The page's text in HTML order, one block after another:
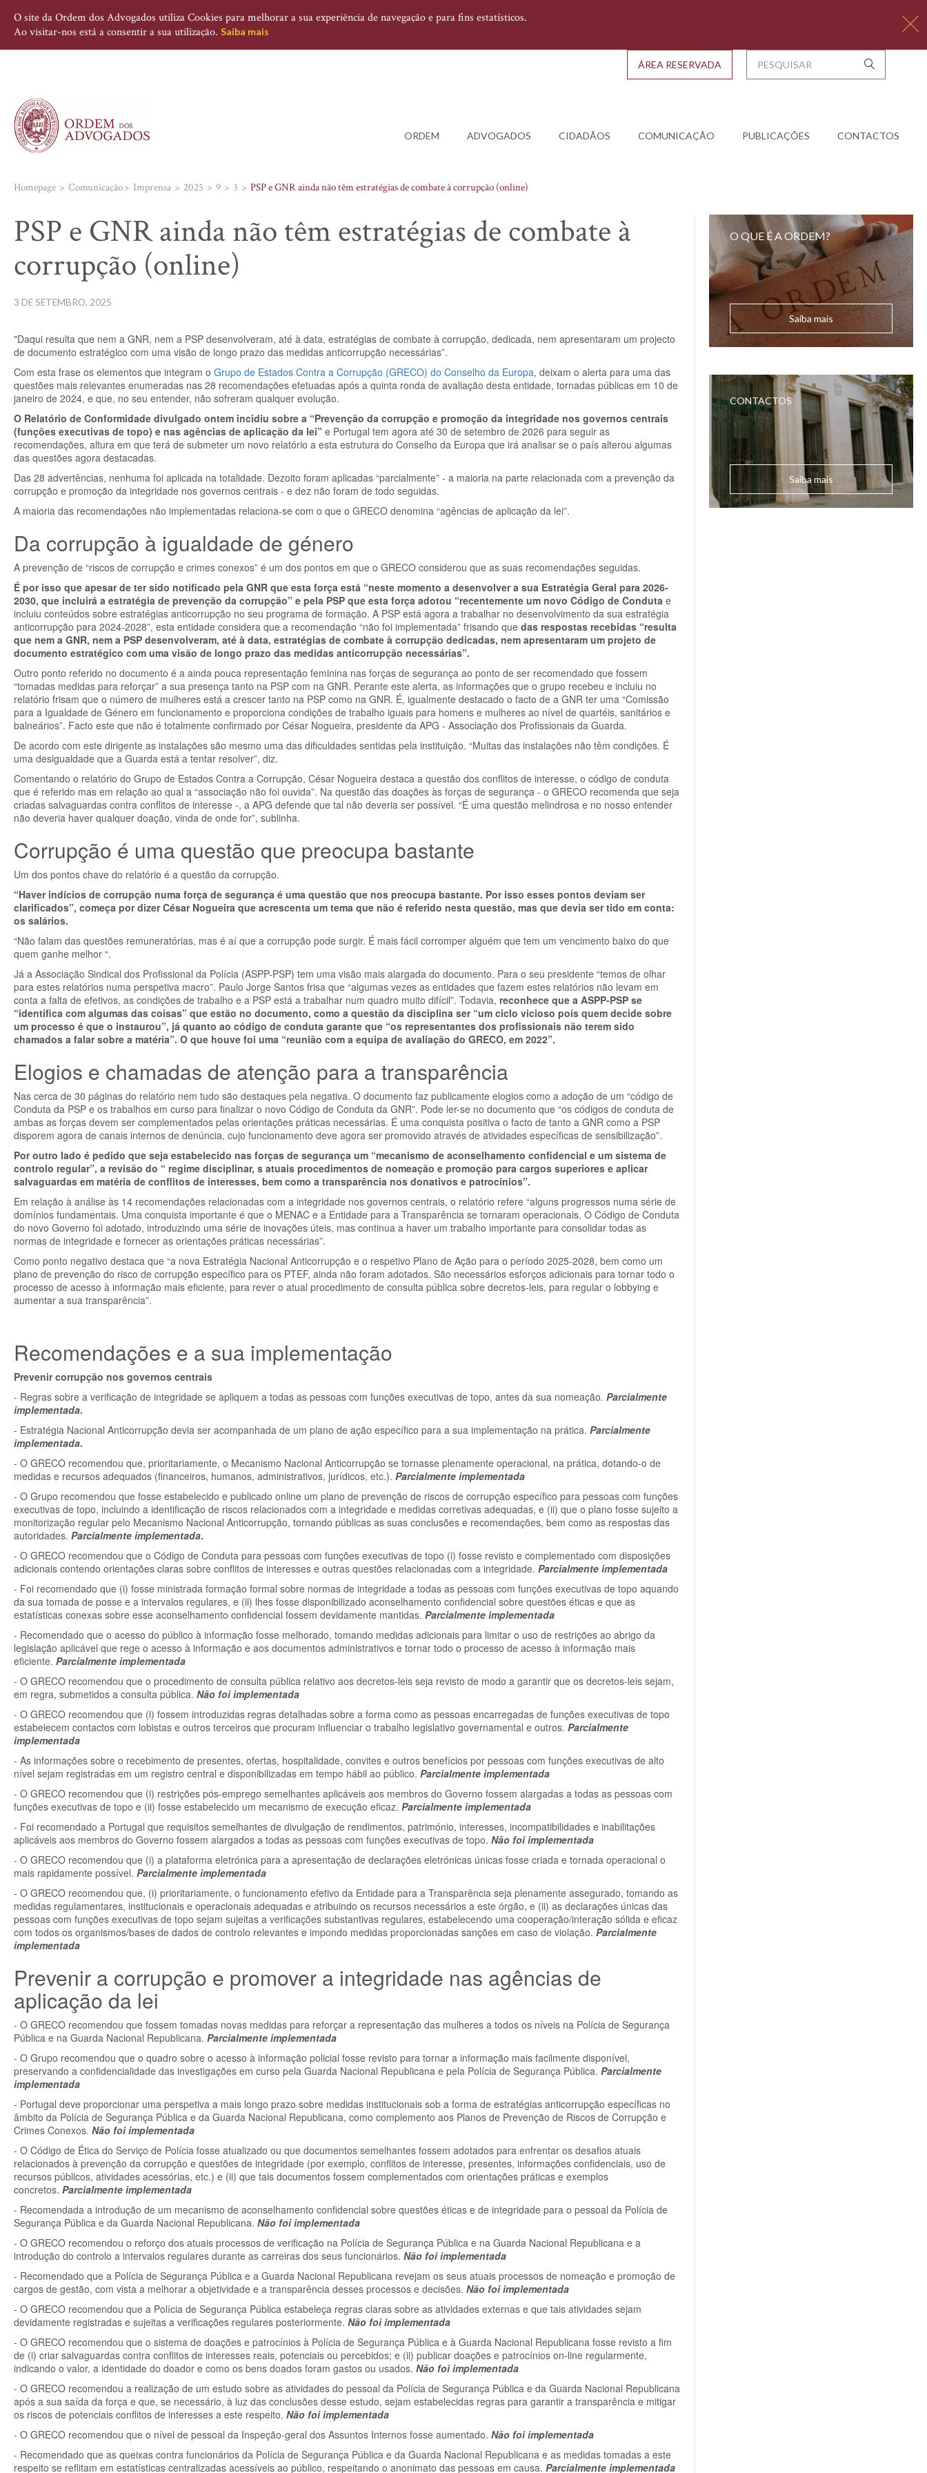
O site da Ordem dos Advogados utiliza Cookies para melhorar a sua experiência de navegação e para fins estatísticos.
Ao visitar-nos está a consentir a sua utilização. Saiba mais
ORDEM ADVOGADOS CIDADÃOS COMUNICAÇÃO PUBLICAÇÕES CONTACTOS
ÁREA RESERVADA
Homepage Comunicação Imprensa 2025 9 3 PSP e GNR ainda não têm estratégias de combate à corrupção (online)
PSP e GNR ainda não têm estratégias de combate à
corrupção (online)
3 DE SETEMBRO, 2025
"Daqui resulta que nem a GNR, nem a PSP desenvolveram, até à data, estratégias de combate à corrupção, dedicada, nem apresentaram um projecto
de documento estratégico com uma visão de longo prazo das medidas anticorrupção necessárias”.
Com esta frase os elementos que integram o Grupo de Estados Contra a Corrupção (GRECO) do Conselho da Europa, deixam o alerta para uma das
questões mais relevantes enumeradas nas 28 recomendações efetuadas após a quinta ronda de avaliação desta entidade, tornadas públicas em 10 de
janeiro de 2024, e que, no seu entender, não sofreram qualquer evolução.
O Relatório de Conformidade divulgado ontem incidiu sobre a “Prevenção da corrupção e promoção da integridade nos governos centrais
(funções executivas de topo) e nas agências de aplicação da lei” e Portugal tem agora até 30 de setembro de 2026 para seguir as
recomendações, altura em que terá de submeter um novo relatório a esta estrutura do Conselho da Europa que irá analisar se o país alterou algumas
das questões agora destacadas.
Das 28 advertências, nenhuma foi aplicada na totalidade. Dezoito foram aplicadas “parcialmente” - a maioria na parte relacionada com a prevenção da
corrupção e promoção da integridade nos governos centrais - e dez não foram de todo seguidas.
A maioria das recomendações não implementadas relaciona-se com o que o GRECO denomina “agências de aplicação da lei”.
Da corrupção à igualdade de género
A prevenção de “riscos de corrupção e crimes conexos” é um dos pontos em que o GRECO considerou que as suas recomendações seguidas.
É por isso que apesar de ter sido notificado pela GNR que esta força está “neste momento a desenvolver a sua Estratégia Geral para 2026-
2030, que incluirá a estratégia de prevenção da corrupção” e pela PSP que esta força adotou “recentemente um novo Código de Conduta e
incluiu conteúdos sobre estratégias anticorrupção no seu programa de formação. A PSP está agora a trabalhar no desenvolvimento da sua estratégia
anticorrupção para 2024-2028”, esta entidade considera que a recomendação “não foi implementada” frisando que das respostas recebidas “resulta
que nem a GNR, nem a PSP desenvolveram, até à data, estratégias de combate à corrupção dedicadas, nem apresentaram um projeto de
documento estratégico com uma visão de longo prazo das medidas anticorrupção necessárias”.
Outro ponto referido no documento é a ainda pouca representação feminina nas forças de segurança ao ponto de ser recomendado que fossem
“tomadas medidas para reforçar” a sua presença tanto na PSP com na GNR. Perante este alerta, as informações que o grupo recebeu e incluiu no
relatório frisam que o número de mulheres está a crescer tanto na PSP como na GNR. É, igualmente destacado o facto de a GNR ter uma “Comissão
para a Igualdade de Género em funcionamento e proporciona condições de trabalho iguais para homens e mulheres ao nível de quartéis, sanitários e
balneários”. Facto este que não é totalmente confirmado por César Nogueira, presidente da APG - Associação dos Profissionais da Guarda.
De acordo com este dirigente as instalações são mesmo uma das dificuldades sentidas pela instituição. “Muitas das instalações não têm condições. É
uma desigualdade que a Guarda está a tentar resolver”, diz.
Comentando o relatório do Grupo de Estados Contra a Corrupção, César Nogueira destaca a questão dos conflitos de interesse, o código de conduta
que é referido mas em relação ao qual a “associação não foi ouvida”. Na questão das doações às forças de segurança - o GRECO recomenda que seja
criadas salvaguardas contra conflitos de interesse -, a APG defende que tal não deveria ser possível. “É uma questão melindrosa e no nosso entender
não deveria haver qualquer doação, vinda de onde for”, sublinha.
Corrupção é uma questão que preocupa bastante
Um dos pontos chave do relatório é a questão da corrupção.
“Haver indícios de corrupção numa força de segurança é uma questão que nos preocupa bastante. Por isso esses pontos deviam ser
clarificados”, começa por dizer César Nogueira que acrescenta um tema que não é referido nesta questão, mas que devia ser tido em conta:
os salários.
“Não falam das questões remuneratórias, mas é aí que a corrupção pode surgir. É mais fácil corromper alguém que tem um vencimento baixo do que
quem ganhe melhor “.
Já a Associação Sindical dos Profissional da Polícia (ASPP-PSP) tem uma visão mais alargada do documento. Para o seu presidente “temos de olhar
para estes relatórios numa perspetiva macro”. Paulo Jorge Santos frisa que “algumas vezes as entidades que fazem estes relatórios não levam em
conta a falta de efetivos, as condições de trabalho e a PSP está a trabalhar num quadro muito difícil”. Todavia, reconhece que a ASPP-PSP se
“identifica com algumas das coisas” que estão no documento, como a questão da disciplina ser “um ciclo vicioso pois quem decide sobre
um processo é que o instaurou”, já quanto ao código de conduta garante que “os representantes dos profissionais não terem sido
chamados a falar sobre a matéria”. O que houve foi uma “reunião com a equipa de avaliação do GRECO, em 2022”.
Elogios e chamadas de atenção para a transparência
Nas cerca de 30 páginas do relatório nem tudo são destaques pela negativa. O documento faz publicamente elogios como a adoção de um “código de
Conduta da PSP e os trabalhos em curso para finalizar o novo Código de Conduta da GNR”. Pode ler-se no documento que “os códigos de conduta de
ambas as forças devem ser complementados pelas orientações práticas necessárias. É uma conquista positiva o facto de tanto a GNR como a PSP
disporem agora de canais internos de denúncia, cujo funcionamento deve agora ser promovido através de atividades específicas de sensibilização”.
Por outro lado é pedido que seja estabelecido nas forças de segurança um “mecanismo de aconselhamento confidencial e um sistema de
controlo regular”, a revisão do “ regime disciplinar, s atuais procedimentos de nomeação e promoção para cargos superiores e aplicar
salvaguardas em matéria de conflitos de interesses, bem como a transparência nos donativos e patrocínios”.
Em relação à análise às 14 recomendações relacionadas com a integridade nos governos centrais, o relatório refere “alguns progressos numa série de
domínios fundamentais. Uma conquista importante é que o MENAC e a Entidade para a Transparência se tornaram operacionais. O Código de Conduta
do novo Governo foi adotado, introduzindo uma série de inovações úteis, mas continua a haver um trabalho importante para consolidar todas as
normas de integridade e fornecer as orientações práticas necessárias”.
Como ponto negativo destaca que “a nova Estratégia Nacional Anticorrupção e o respetivo Plano de Ação para o período 2025-2028, bem como um
plano de prevenção do risco de corrupção específico para os PTEF, ainda não foram adotados. São necessários esforços adicionais para tornar todo o
processo de acesso à informação mais eficiente, para rever o atual procedimento de consulta pública sobre decretos-leis, para regular o lobbying e
aumentar a sua transparência”.
Recomendações e a sua implementação
Prevenir corrupção nos governos centrais
- Regras sobre a verificação de integridade se apliquem a todas as pessoas com funções executivas de topo, antes da sua nomeação. Parcialmente
implementada.
- Estratégia Nacional Anticorrupção devia ser acompanhada de um plano de ação específico para a sua implementação na prática. Parcialmente
implementada.
- O GRECO recomendou que, prioritariamente, o Mecanismo Nacional Anticorrupção se tornasse plenamente operacional, na prática, dotando-o de
medidas e recursos adequados (financeiros, humanos, administrativos, jurídicos, etc.). Parcialmente implementada
- O Grupo recomendou que fosse estabelecido e publicado online um plano de prevenção de riscos de corrupção específico para pessoas com funções
executivas de topo, incluindo a identificação de riscos relacionados com a integridade e medidas corretivas adequadas, e (ii) que o plano fosse sujeito a
monitorização regular pelo Mecanismo Nacional Anticorrupção, tornando públicas as suas conclusões e recomendações, bem como as respostas das
autoridades. Parcialmente implementada.
- O GRECO recomendou que o Código de Conduta para pessoas com funções executivas de topo (i) fosse revisto e complementado com disposições
adicionais contendo orientações claras sobre conflitos de interesses e outras questões relacionadas com a integridade. Parcialmente implementada
- Foi recomendado que (i) fosse ministrada formação formal sobre normas de integridade a todas as pessoas com funções executivas de topo aquando
da sua tomada de posse e a intervalos regulares, e (ii) lhes fosse disponibilizado aconselhamento confidencial sobre questões éticas e que as
estatísticas conexas sobre esse aconselhamento confidencial fossem devidamente mantidas. Parcialmente implementada
- Recomendado que o acesso do público à informação fosse melhorado, tomando medidas adicionais para limitar o uso de restrições ao abrigo da
legislação aplicável que rege o acesso à informação e aos documentos administrativos e tornar todo o processo de acesso à informação mais
eficiente. Parcialmente implementada
- O GRECO recomendou que o procedimento de consulta pública relativo aos decretos-leis seja revisto de modo a garantir que os decretos-leis sejam,
em regra, submetidos a consulta pública. Não foi implementada
- O GRECO recomendou que (i) fossem introduzidas regras detalhadas sobre a forma como as pessoas encarregadas de funções executivas de topo
estabelecem contactos com lobistas e outros terceiros que procuram influenciar o trabalho legislativo governamental e outros. Parcialmente
implementada
- As informações sobre o recebimento de presentes, ofertas, hospitalidade, convites e outros benefícios por pessoas com funções executivas de alto
nível sejam registradas em um registro central e disponibilizadas em tempo hábil ao público. Parcialmente implementada
- O GRECO recomendou que (i) restrições pós-emprego semelhantes aplicáveis aos membros do Governo fossem alargadas a todas as pessoas com
funções executivas de topo e (ii) fosse estabelecido um mecanismo de execução eficaz. Parcialmente implementada
- Foi recomendado a Portugal que requisitos semelhantes de divulgação de rendimentos, património, interesses, incompatibilidades e inabilitações
aplicáveis aos membros do Governo fossem alargados a todas as pessoas com funções executivas de topo. Não foi implementada
- O GRECO recomendou que (i) a plataforma eletrónica para a apresentação de declarações eletrónicas únicas fosse criada e tornada operacional o
mais rapidamente possível. Parcialmente implementada
- O GRECO recomendou que, (i) prioritariamente, o funcionamento efetivo da Entidade para a Transparência seja plenamente assegurado, tomando as
medidas regulamentares, institucionais e operacionais adequadas e atribuindo os recursos necessários a este órgão, e (ii) as declarações únicas das
pessoas com funções executivas de topo sejam sujeitas a verificações substantivas regulares, estabelecendo uma cooperação/interação sólida e eficaz
com todos os organismos/bases de dados de controlo relevantes e impondo medidas proporcionadas sanções em caso de violação. Parcialmente
implementada
Prevenir a corrupção e promover a integridade nas agências de
aplicação da lei
- O GRECO recomendou que fossem tomadas novas medidas para reforçar a representação das mulheres a todos os níveis na Polícia de Segurança
Pública e na Guarda Nacional Republicana. Parcialmente implementada
- O Grupo recomendou que o quadro sobre o acesso à informação policial fosse revisto para tornar a informação mais facilmente disponível,
preservando a confidencialidade das investigações em curso pela Guarda Nacional Republicana e pela Polícia de Segurança Pública. Parcialmente
implementada
- Portugal deve proporcionar uma perspetiva a mais longo prazo sobre medidas institucionais sob a forma de estratégias anticorrupção específicas no
âmbito da Polícia de Segurança Pública e da Guarda Nacional Republicana, como complemento aos Planos de Prevenção de Riscos de Corrupção e
Crimes Conexos. Não foi implementada
- O Código de Ética do Serviço de Polícia fosse atualizado ou que documentos semelhantes fossem adotados para enfrentar os desafios atuais
relacionados à prevenção da corrupção e questões de integridade (por exemplo, conflitos de interesse, presentes, informações confidenciais, uso de
recursos públicos, atividades acessórias, etc.) e (ii) que tais documentos fossem complementados com orientações práticas e exemplos
concretos. Parcialmente implementada
- Recomendada a introdução de um mecanismo de aconselhamento confidencial sobre questões éticas e de integridade para o pessoal da Polícia de
Segurança Pública e da Guarda Nacional Republicana. Não foi implementada
- O GRECO recomendou o reforço dos atuais processos de verificação na Polícia de Segurança Pública e na Guarda Nacional Republicana e a
introdução do controlo a intervalos regulares durante as carreiras dos seus funcionários. Não foi implementada
- Recomendado que a Polícia de Segurança Pública e a Guarda Nacional Republicana revejam os seus atuais processos de nomeação e promoção de
cargos de gestão, com vista a melhorar a objetividade e a transparência desses processos e decisões. Não foi implementada
- O GRECO recomendou que a Polícia de Segurança Pública estabeleça regras claras sobre as atividades externas e que tais atividades sejam
devidamente registradas e sujeitas a verificações regulares posteriormente. Não foi implementada
- O GRECO recomendou que o sistema de doações e patrocínios à Polícia de Segurança Pública e à Guarda Nacional Republicana fosse revisto a fim
de (i) criar salvaguardas contra conflitos de interesses reais, potenciais ou percebidos; e (ii) publicar doações e patrocínios on-line regularmente,
indicando o valor, a identidade do doador e como os bens doados foram gastos ou usados. Não foi implementada
- O GRECO recomendou a realização de um estudo sobre as atividades do pessoal da Polícia de Segurança Pública e da Guarda Nacional Republicana
após a sua saída da força e que, se necessário, à luz das conclusões desse estudo, sejam estabelecidas regras para garantir a transparência e mitigar
os riscos de potenciais conflitos de interesses a este respeito. Não foi implementada
- O GRECO recomendou que o nível de pessoal da Inspeção-geral dos Assuntos Internos fosse aumentado. Não foi implementada
- Recomendado que as queixas contra funcionários da Polícia de Segurança Pública e da Guarda Nacional Republicana e as medidas tomadas a este
respeito se reflitam em estatísticas centralizadas acessíveis ao público, respeitando o anonimato das pessoas em causa. Parcialmente implementada
O QUE É A ORDEM?
Saiba mais
CONTACTOS
Saiba mais